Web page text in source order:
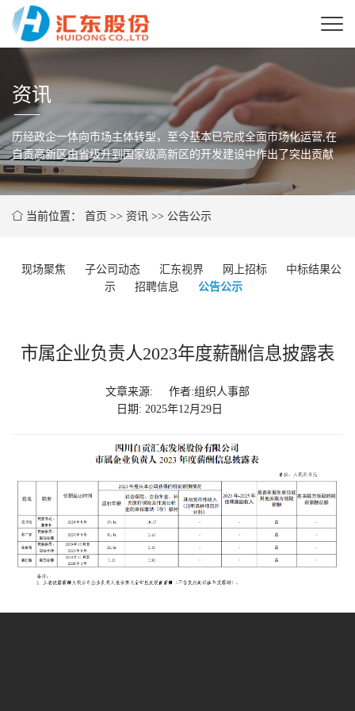
资讯
历经政企一体向市场主体转型，至今基本已完成全面市场化运营,在
自贡高新区由省级升到国家级高新区的开发建设中作出了突出贡献
当前位置： 首页 >> 资讯 >> 公告公示
现场聚焦 子公司动态 汇东视界 网上招标
中标结果公
示
招聘信息 公告公示
市属企业负责人2023年度薪酬信息披露表
文章来源:
作者:组织人事部
日期: 2025年12月29日